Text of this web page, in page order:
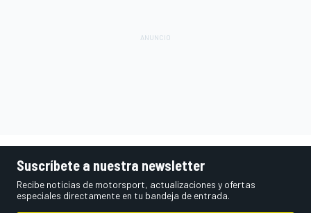
Suscríbete a nuestra newsletter
Recibe noticias de motorsport, actualizaciones y ofertas
especiales directamente en tu bandeja de entrada.